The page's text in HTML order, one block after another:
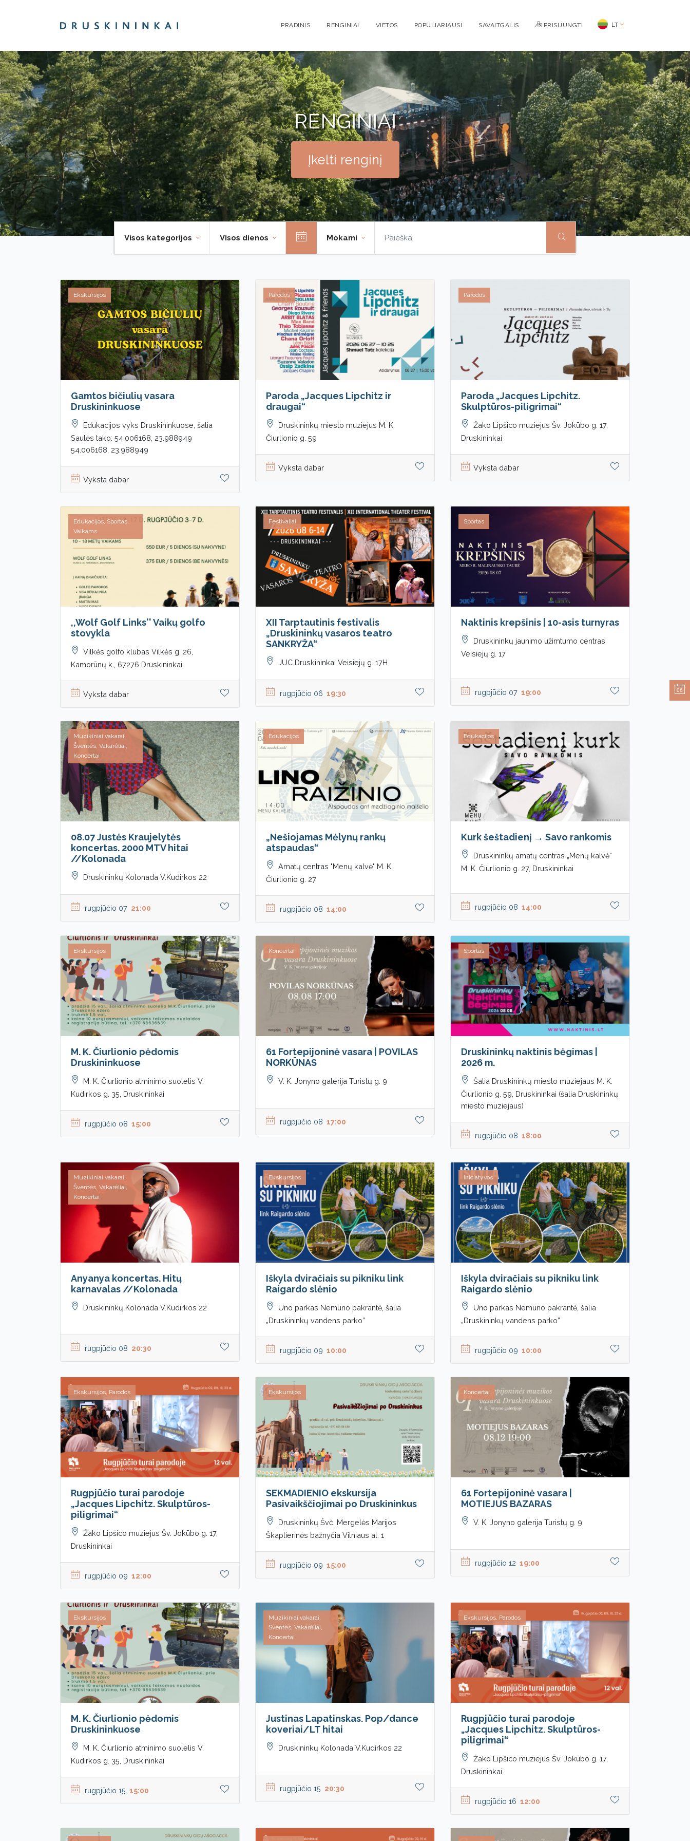
PRADINIS RENGINIAI VIETOS POPULIARIAUSI SAVAITGALIS PRISIJUNGTI LT
RENGINIAI
Įkelti renginį
Visos kategorijos Visos dienos Mokami
Ekskursijos
Gamtos bičiulių vasara
Druskininkuose
Edukacijos vyks Druskininkuose, šalia
Saulės tako: 54.006168, 23.988949
54.006168, 23.988949
Vyksta dabar
Parodos
Paroda „Jacques Lipchitz ir
draugai“
Druskininkų miesto muziejus M. K.
Čiurlionio g. 59
Vyksta dabar
Parodos
Paroda „Jacques Lipchitz.
Skulptūros-piligrimai“
Žako Lipšico muziejus Šv. Jokūbo g. 17,
Druskininkai
Vyksta dabar
Edukacijos, Sportas,
Vaikams
,,Wolf Golf Links'' Vaikų golfo
stovykla
Vilkės golfo klubas Vilkės g. 26,
Kamorūnų k., 67276 Druskininkai
Vyksta dabar
Festivaliai
XII Tarptautinis festivalis
„Druskininkų vasaros teatro
SANKRYŽA“
JUC Druskininkai Veisiejų g. 17H
rugpjūčio 06 19:30
Sportas
Naktinis krepšinis | 10-asis turnyras
Druskininkų jaunimo užimtumo centras
Veisiejų g. 17
rugpjūčio 07 19:00
Muzikiniai vakarai,
Šventės, Vakarėliai,
Koncertai
08.07 Justės Kraujelytės
koncertas. 2000 MTV hitai
//Kolonada
Druskininkų Kolonada V.Kudirkos 22
rugpjūčio 07 21:00
Edukacijos
„Nešiojamas Mėlynų rankų
atspaudas“
Amatų centras "Menų kalvė" M. K.
Čiurlionio g. 27
rugpjūčio 08 14:00
Edukacijos
Kurk šeštadienį → Savo rankomis
Druskininkų amatų centras „Menų kalvė“
M. K. Čiurlionio g. 27, Druskininkai
rugpjūčio 08 14:00
Ekskursijos
M. K. Čiurlionio pėdomis
Druskininkuose
M. K. Čiurlionio atminimo suolelis V.
Kudirkos g. 35, Druskininkai
rugpjūčio 08 15:00
Koncertai
61 Fortepijoninė vasara | POVILAS
NORKŪNAS
V. K. Jonyno galerija Turistų g. 9
rugpjūčio 08 17:00
Sportas
Druskininkų naktinis bėgimas |
2026 m.
Šalia Druskininkų miesto muziejaus M. K.
Čiurlionio g. 59, Druskininkai (šalia Druskininkų
miesto muziejaus)
rugpjūčio 08 18:00
Muzikiniai vakarai,
Šventės, Vakarėliai,
Koncertai
Anyanya koncertas. Hitų
karnavalas //Kolonada
Druskininkų Kolonada V.Kudirkos 22
rugpjūčio 08 20:30
Ekskursijos
Iškyla dviračiais su pikniku link
Raigardo slėnio
Uno parkas Nemuno pakrantė, šalia
„Druskininkų vandens parko”
rugpjūčio 09 10:00
Iniciatyvos
Iškyla dviračiais su pikniku link
Raigardo slėnio
Uno parkas Nemuno pakrantė, šalia
„Druskininkų vandens parko”
rugpjūčio 09 10:00
Ekskursijos, Parodos
Rugpjūčio turai parodoje
„Jacques Lipchitz. Skulptūros-
piligrimai“
Žako Lipšico muziejus Šv. Jokūbo g. 17,
Druskininkai
rugpjūčio 09 12:00
Ekskursijos
SEKMADIENIO ekskursija
Pasivaikščiojimai po Druskininkus
Druskininkų Švč. Mergelės Marijos
Škaplierinės bažnyčia Vilniaus al. 1
rugpjūčio 09 15:00
Koncertai
61 Fortepijoninė vasara |
MOTIEJUS BAZARAS
V. K. Jonyno galerija Turistų g. 9
rugpjūčio 12 19:00
Ekskursijos
M. K. Čiurlionio pėdomis
Druskininkuose
M. K. Čiurlionio atminimo suolelis V.
Kudirkos g. 35, Druskininkai
rugpjūčio 15 15:00
Muzikiniai vakarai,
Šventės, Vakarėliai,
Koncertai
Justinas Lapatinskas. Pop/dance
koveriai/LT hitai
Druskininkų Kolonada V.Kudirkos 22
rugpjūčio 15 20:30
Ekskursijos, Parodos
Rugpjūčio turai parodoje
„Jacques Lipchitz. Skulptūros-
piligrimai“
Žako Lipšico muziejus Šv. Jokūbo g. 17,
Druskininkai
rugpjūčio 16 12:00
06